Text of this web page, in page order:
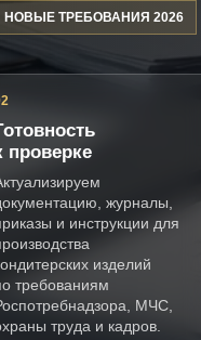
НОВЫЕ ТРЕБОВАНИЯ 2026
проверке
журналы,
и инструкции для
изделий
требованиям
МЧС,
труда и кадров.